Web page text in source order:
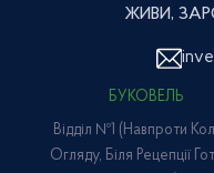
ЖИВИ,
БУКОВЕЛЬ
Відділ №1 (навпроти
Огляду, Біля Рецепції